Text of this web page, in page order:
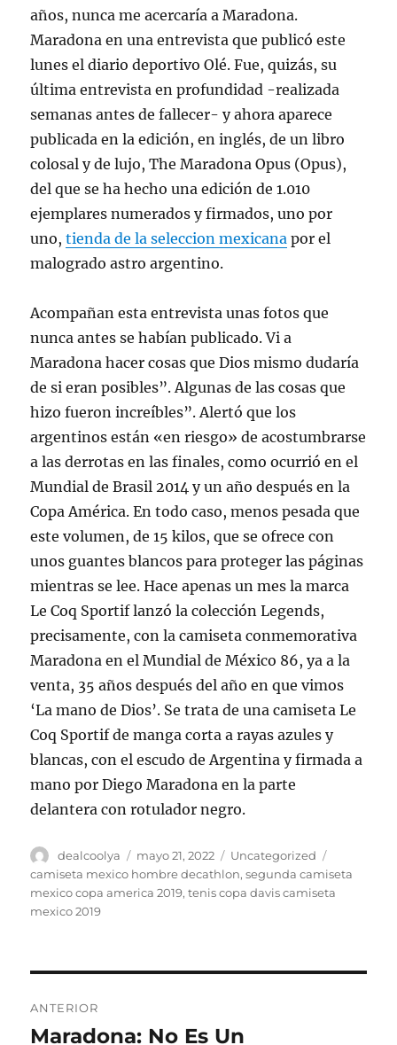
años, nunca me acercaría a Maradona.
Maradona en una entrevista que publicó este
lunes el diario deportivo Olé. Fue, quizás, su
última entrevista en profundidad -realizada
semanas antes de fallecer- y ahora aparece
publicada en la edición, en inglés, de un libro
colosal y de lujo, The Maradona Opus (Opus),
del que se ha hecho una edición de 1.010
ejemplares numerados y firmados, uno por
uno,tienda de la seleccion mexicana por el
malogrado astro argentino.
Acompañan esta entrevista unas fotos que
nunca antes se habían publicado. Vi a
Maradona hacer cosas que Dios mismo dudaría
de si eran posibles”. Algunas de las cosas que
hizo fueron increíbles”. Alertó que los
argentinos están «en riesgo» de acostumbrarse
a las derrotas en las finales, como ocurrió en el
Mundial de Brasil 2014 y un año después en la
Copa América. En todo caso, menos pesada que
este volumen, de 15 kilos, que se ofrece con
unos guantes blancos para proteger las páginas
mientras se lee. Hace apenas un mes la marca
Le Coq Sportif lanzó la colección Legends,
precisamente, con la camiseta conmemorativa
Maradona en el Mundial de México 86, ya a la
venta, 35 años después del año en que vimos
‘La mano de Dios’. Se trata de una camiseta Le
Coq Sportif de manga corta a rayas azules y
blancas, con el escudo de Argentina y firmada a
mano por Diego Maradona en la parte
delantera con rotulador negro.
Autor
dealcoolya
Publicado
el
mayo 21, 2022 Categorías
Uncategorized
camiseta mexico hombre decathlon,segunda camiseta
mexico copa america 2019,tenis copa davis camiseta
mexico 2019
de
ANTERIOR
Entrada
Maradona: No Es Un